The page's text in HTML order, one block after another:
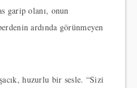
garip olanı, onun
ardında görünmeyen
huzurlu bir sesle. “Sizi